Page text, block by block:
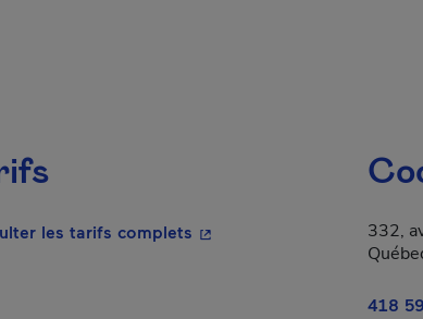
une nouvelle fenêtre.
les tarifs complets - Cet hyperlien s'ouvrira
332,
418